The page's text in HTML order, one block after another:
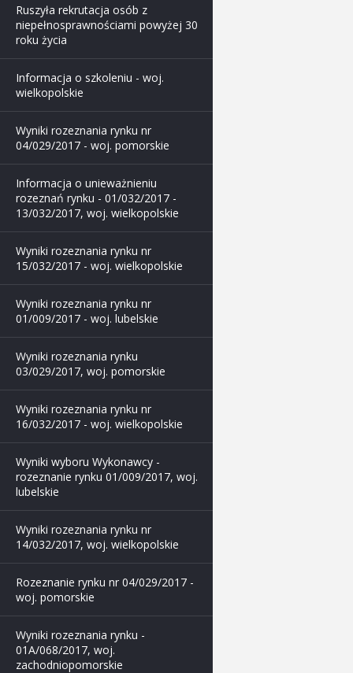
Ruszyła rekrutacja osób z
niepełnosprawnościami powyżej 30
roku życia
Informacja o szkoleniu - woj.
wielkopolskie
Wyniki rozeznania rynku nr
04/029/2017 - woj. pomorskie
Informacja o unieważnieniu
rozeznań rynku - 01/032/2017 -
13/032/2017, woj. wielkopolskie
Wyniki rozeznania rynku nr
15/032/2017 - woj. wielkopolskie
Wyniki rozeznania rynku nr
01/009/2017 - woj. lubelskie
Wyniki rozeznania rynku
03/029/2017, woj. pomorskie
Wyniki rozeznania rynku nr
16/032/2017 - woj. wielkopolskie
Wyniki wyboru Wykonawcy -
rozeznanie rynku 01/009/2017, woj.
lubelskie
Wyniki rozeznania rynku nr
14/032/2017, woj. wielkopolskie
Rozeznanie rynku nr 04/029/2017 -
woj. pomorskie
Wyniki rozeznania rynku -
01A/068/2017, woj.
zachodniopomorskie